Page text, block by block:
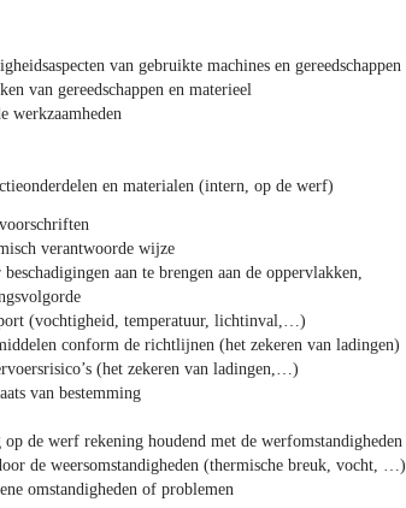
van gebruikte machines en gereedschappen
van gereedschappen en materieel
werkzaamheden
en materialen (intern, op de werf)
verantwoorde wijze
aan te brengen aan de oppervlakken,
(vochtigheid, temperatuur, lichtinval,…)
conform de richtlijnen (het zekeren van ladingen)
(het zekeren van ladingen,…)
van bestemming
op de werf rekening houdend met de werfomstandigheden
de weersomstandigheden (thermische breuk, vocht, …)
omstandigheden of problemen